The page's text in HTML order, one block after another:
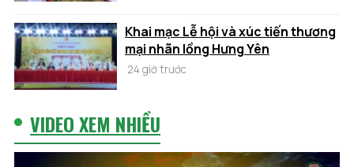
Khai mạc Lễ hội và xúc tiến thương
mại nhãn lồng Hưng Yên
24 giờ trước
VIDEO XEM NHIỀU